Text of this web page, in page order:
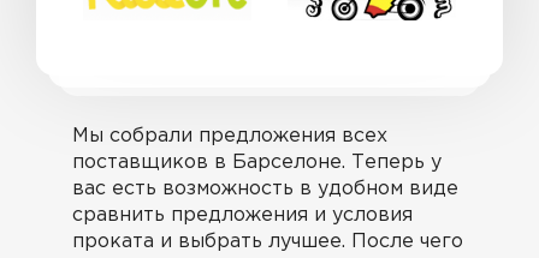
Мы собрали предложения всех
поставщиков в Барселоне. Теперь у
вас есть возможность в удобном виде
сравнить предложения и условия
проката и выбрать лучшее. После чего